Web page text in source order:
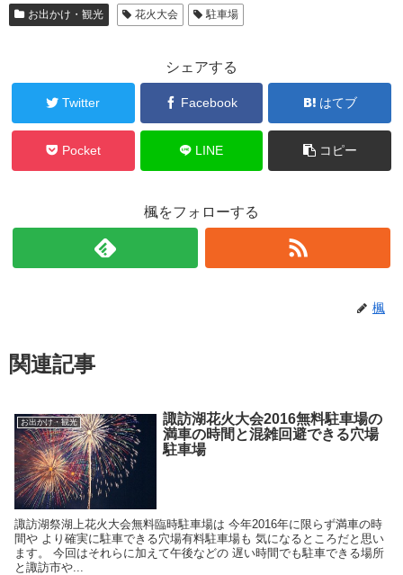
お出かけ・観光 花火大会 駐車場
シェアする
Twitter Facebook はてブ
Pocket LINE コピー
楓をフォローする
楓
関連記事
お出かけ・観光
諏訪湖花火大会2016無料駐車場の
満車の時間と混雑回避できる穴場
駐車場
諏訪湖祭湖上花火大会無料臨時駐車場は 今年2016年に限らず満車の時
間や より確実に駐車できる穴場有料駐車場も 気になるところだと思い
ます。 今回はそれらに加えて午後などの 遅い時間でも駐車できる場所
と諏訪市や...